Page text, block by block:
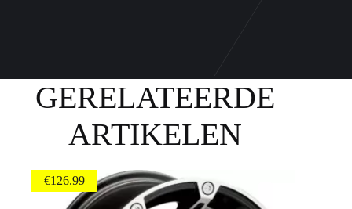
GERELATEERDE
ARTIKELEN
€126.99